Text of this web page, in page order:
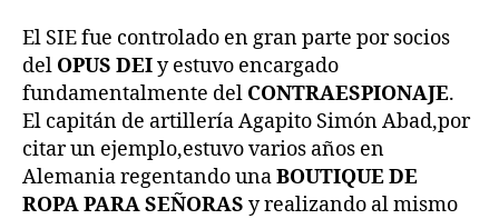
El SIE fue controlado en gran parte por socios
del OPUS DEIy estuvo encargado
fundamentalmente del CONTRAESPIONAJE.
El capitán de artillería Agapito Simón Abad,por
citar un ejemplo,estuvo varios años en
Alemania regentando unaBOUTIQUE DE
ROPA PARA SEÑORAS y realizando al mismo